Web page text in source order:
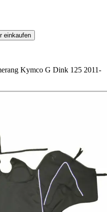
einkaufen
Kymco G Dink 125 2011-